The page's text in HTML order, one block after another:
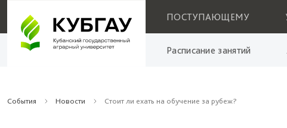
ПОСТУПАЮЩЕМУ
Расписание занятий
События Новости Стоит ли ехать на обучение за рубеж?